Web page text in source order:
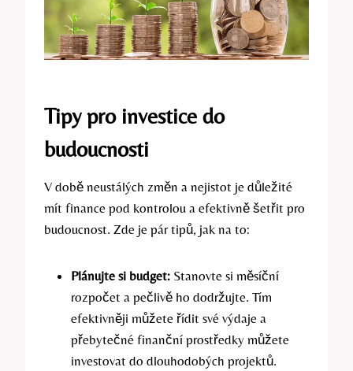
Tipy pro investice do
budoucnosti
V době neustálých změn a nejistot je důležité
mít finance pod kontrolou a efektivně šetřit pro
budoucnost. Zde je pár tipů, jak na to:
Plánujte si budget: Stanovte si měsíční
rozpočet a pečlivě ho dodržujte. Tím
efektivněji můžete řídit své výdaje a
přebytečné finanční prostředky můžete
investovat do dlouhodobých projektů.